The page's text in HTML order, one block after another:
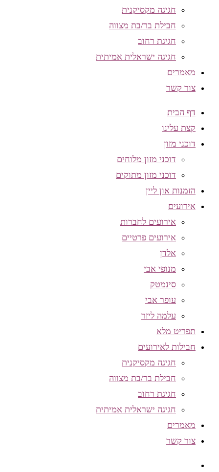
חגיגה מקסיקנית
חבילת בר/בת מצווה
חגיגת רחוב
חגיגה ישראלית אמיתית
מאמרים
צור קשר
דף הבית
קצת עלינו
דוכני מזון
דוכני מזון מלוחים
דוכני מזון מתוקים
הזמנות און ליין
אירועים
אירועים לחברות
אירועים פרטיים
אלדן
מנופי אבי
סינמטק
עופר אבי
עלמה ליזר
תפריט מלא
חבילות לאירועים
חגיגה מקסיקנית
חבילת בר/בת מצווה
חגיגת רחוב
חגיגה ישראלית אמיתית
מאמרים
צור קשר